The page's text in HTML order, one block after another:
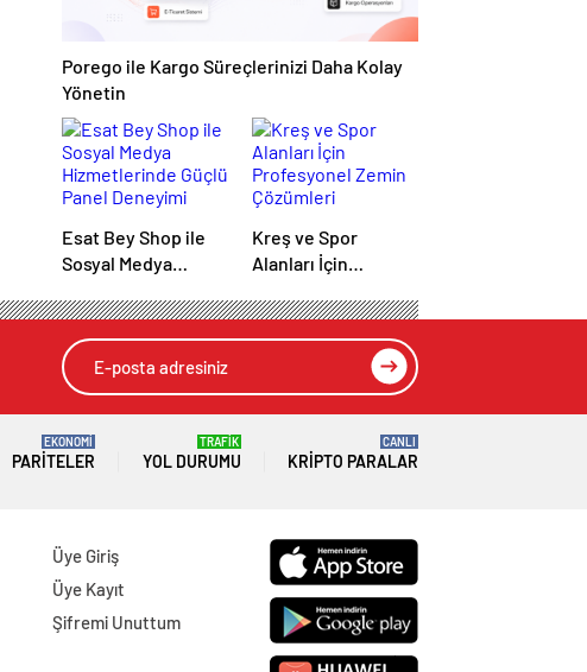
Porego ile Kargo Süreçlerinizi Daha Kolay
Yönetin
Esat Bey Shop ile
Sosyal Medya
Güçlü Panel
Deneyimi
Kreş ve Spor
Alanları İçin
Çözümleri
PARITELER
EKONOMİ
YOL DURUMU
TRAFİK
KRIPTO PARALAR
CANLI
Üye Giriş
Üye Kayıt
Şifremi Unuttum